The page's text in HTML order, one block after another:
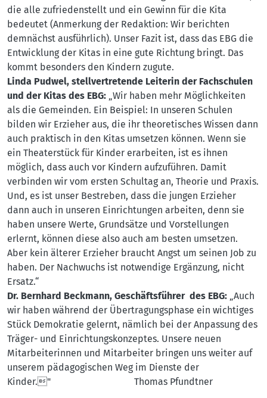
die alle zufriedenstellt und ein Gewinn für die Kita
bedeutet (Anmerkung der Redaktion: Wir berichten
demnächst ausführlich). Unser Fazit ist, dass das EBG die
Entwicklung der Kitas in eine gute Richtung bringt. Das
kommt besonders den Kindern zugute.
Linda Pudwel, stellvertretende Leiterin der Fachschulen
und der Kitas des EBG: „Wir haben mehr Möglichkeiten
als die Gemeinden. Ein Beispiel: In unseren Schulen
bilden wir Erzieher aus, die ihr theoretisches Wissen dann
auch praktisch in den Kitas umsetzen können. Wenn sie
ein Theaterstück für Kinder erarbeiten, ist es ihnen
möglich, dass auch vor Kindern aufzuführen. Damit
verbinden wir vom ersten Schultag an, Theorie und Praxis.
Und, es ist unser Bestreben, dass die jungen Erzieher
dann auch in unseren Einrichtungen arbeiten, denn sie
haben unsere Werte, Grundsätze und Vorstellungen
erlernt, können diese also auch am besten umsetzen.
Aber kein älterer Erzieher braucht Angst um seinen Job zu
haben. Der Nachwuchs ist notwendige Ergänzung, nicht
Ersatz.“
Dr. Bernhard Beckmann, Geschäftsführer des EBG: „Auch
wir haben während der Übertragungsphase ein wichtiges
Stück Demokratie gelernt, nämlich bei der Anpassung des
Träger- und Einrichtungskonzeptes. Unsere neuen
Mitarbeiterinnen und Mitarbeiter bringen uns weiter auf
unserem pädagogischen Weg im Dienste der
Kinder." Thomas Pfundtner